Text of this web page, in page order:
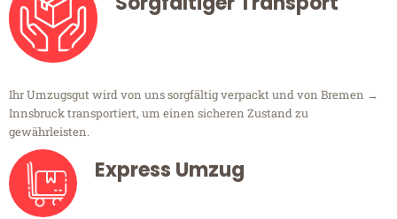
Ihr Umzugsgut wird von uns sorgfältig verpackt und von Bremen →
Innsbruck transportiert, um einen sicheren Zustand zu
gewährleisten.
Express Umzug